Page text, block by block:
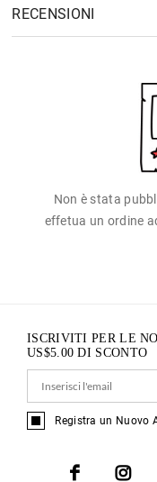
RECENSIONI
Non è stata
effetua un ordine
ISCRIVITI PER LE
US$5.00 DI SCONTO
Registra un Nuovo